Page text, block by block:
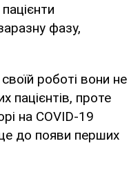
фазу,
роботі вони не
пацієнтів, проте
на COVID-19
до появи перших